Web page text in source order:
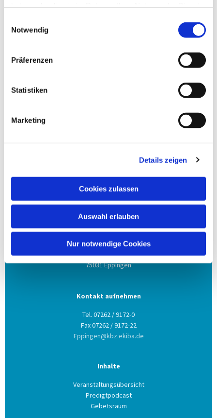
Notwendig
Präferenzen
Statistiken
Marketing
Details zeigen
Cookies zulassen
Auswahl erlauben
Nur notwendige Cookies
Evang. Kirchengemeinde Eppingen
Ludwig-Zorn-Str. 12
75031 Eppingen
Kontakt aufnehmen
Tel. 07262 / 9172-0
Fax 07262 / 9172-22
Eppingen@kbz.ekiba.de
Inhalte
Veranstaltungsübersicht
Predigtpodcast
Gebetsraum